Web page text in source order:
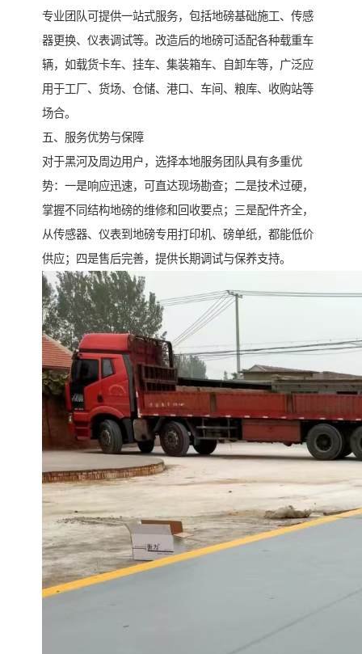
专业团队可提供一站式服务，包括地磅基础施工、传感
器更换、仪表调试等。改造后的地磅可适配各种载重车
辆，如载货卡车、挂车、集装箱车、自卸车等，广泛应
用于工厂、货场、仓储、港口、车间、粮库、收购站等
场合。
五、服务优势与保障
对于黑河及周边用户，选择本地服务团队具有多重优
势：一是响应迅速，可直达现场勘查；二是技术过硬，
掌握不同结构地磅的维修和回收要点；三是配件齐全，
从传感器、仪表到地磅专用打印机、磅单纸，都能低价
供应；四是售后完善，提供长期调试与保养支持。